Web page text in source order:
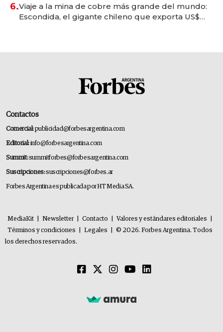
6.Viaje a la mina de cobre más grande del mundo:
Escondida, el gigante chileno que exporta US$
Contactos
Comercial:publicidad@forbesargentina.com
Editorial:info@forbesargentina.com
Summit:summitforbes@forbesargentina.com
Suscripciones:suscripciones@forbes.ar
Forbes Argentina es publicada por HT Media SA.
MediaKit Newsletter Contacto Valores y estándares editoriales
Términos y condiciones
Legales
© 2026. Forbes Argentina. Todos
los derechos reservados.